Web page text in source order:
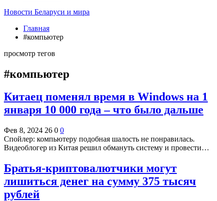
Новости Беларуси и мира
Главная
#компьютер
просмотр тегов
#компьютер
Китаец поменял время в Windows на 1
января 10 000 года – что было дальше
Фев 8, 2024 26 0 0
Спойлер: компьютеру подобная шалость не понравилась.
Видеоблогер из Китая решил обмануть систему и провести…
Братья-криптовалютчики могут
лишиться денег на сумму 375 тысяч
рублей